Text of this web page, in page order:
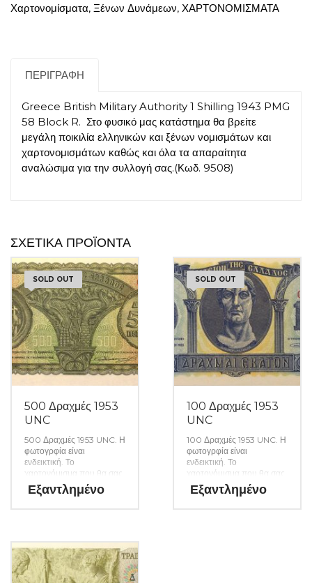
Χαρτονομίσματα, Ξένων Δυνάμεων, ΧΑΡΤΟΝΟΜΙΣΜΑΤΑ
ΠΕΡΙΓΡΑΦΉ
Greece British Military Authority 1 Shilling 1943 PMG
58 Block R. Στο φυσικό μας κατάστημα θα βρείτε
μεγάλη ποικιλία ελληνικών και ξένων νομισμάτων και
χαρτονομισμάτων καθώς και όλα τα απαραίτητα
αναλώσιμα για την συλλογή σας.(Κωδ. 9508)
ΣΧΕΤΙΚΆ ΠΡΟΪΌΝΤΑ
SOLD OUT
500 Δραχμές 1953
UNC
500 Δραχμές 1953 UNC. Η
φωτογρφία είναι
ενδεικτική. Το
χαρτονόμισμα που θα σας
αποσταλεί θα είναι σε
ακυκλοφόρητη κατάσταση
Εξαντλημένο
SOLD OUT
100 Δραχμές 1953
UNC
100 Δραχμές 1953 UNC. Η
φωτογρφία είναι
ενδεικτική. Το
χαρτονόμισμα που θα σας
αποσταλεί θα είναι σε
ακυκλοφόρητη κατάσταση
Εξαντλημένο